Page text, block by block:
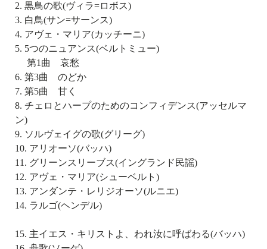
2. 黒鳥の歌(ヴィラ=ロボス)
3. 白鳥(サン=サーンス)
4. アヴェ・マリア(カッチーニ)
5. 5つのニュアンス(ベルトミュー)
第1曲 哀愁
6. 第3曲 のどか
7. 第5曲 甘く
8. チェロとハープのためのコンフィデンス(アッセルマ
ン)
9. ソルヴェイグの歌(グリーグ)
10. アリオーソ(バッハ)
11. グリーンスリーブス(イングランド民謡)
12. アヴェ・マリア(シューベルト)
13. アンダンテ・レリジオーソ(ルニエ)
14. ラルゴ(ヘンデル)
15. 主イエス・キリストよ、われ汝に呼ばわる(バッハ)